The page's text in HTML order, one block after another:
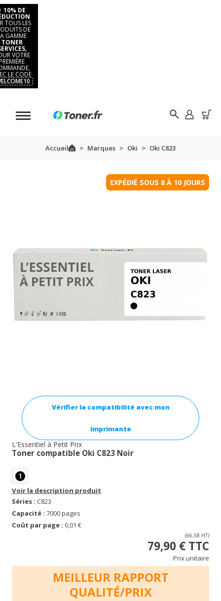
10% DE
TOUS LES
DE
GAMME
TONER
VOTRE
LE CODE
Accueil Marques Oki Oki C823
EXPÉDIÉ SOUS 8 À 10 JOURS
Vérifier la compatibilité avec mon
imprimante
L'Essentiel à Petit Prix
Toner compatible Oki C823 Noir
1
Voir la description produit
Séries : C823
Capacité : 7000 pages
Coût par page : 0,01 €
(66,58 HT)
79,90 € TTC
Prix unitaire
MEILLEUR RAPPORT
QUALITÉ/PRIX